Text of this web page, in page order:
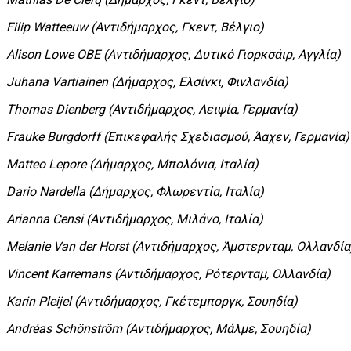
Filip Watteeuw (Αντιδήμαρχος, Γκεντ, Βέλγιο)
Alison Lowe OBE (Αντιδήμαρχος, Δυτικό Γιορκσάιρ, Αγγλία)
Juhana Vartiainen (Δήμαρχος, Ελσίνκι, Φινλανδία)
Thomas Dienberg (Αντιδήμαρχος, Λειψία, Γερμανία)
Frauke Burgdorff (Επικεφαλής Σχεδιασμού, Άαχεν, Γερμανία)
Matteo Lepore (Δήμαρχος, Μπολόνια, Ιταλία)
Dario Nardella (Δήμαρχος, Φλωρεντία, Ιταλία)
Arianna Censi (Αντιδήμαρχος, Μιλάνο, Ιταλία)
Melanie Van der Horst (Αντιδήμαρχος, Άμστερνταμ,
Vincent Karremans (Αντιδήμαρχος, Ρότερνταμ, Ολλανδία)
Karin Pleijel (Αντιδήμαρχος, Γκέτεμποργκ, Σουηδία)
Andréas Schönström (Αντιδήμαρχος, Μάλμε, Σουηδία)